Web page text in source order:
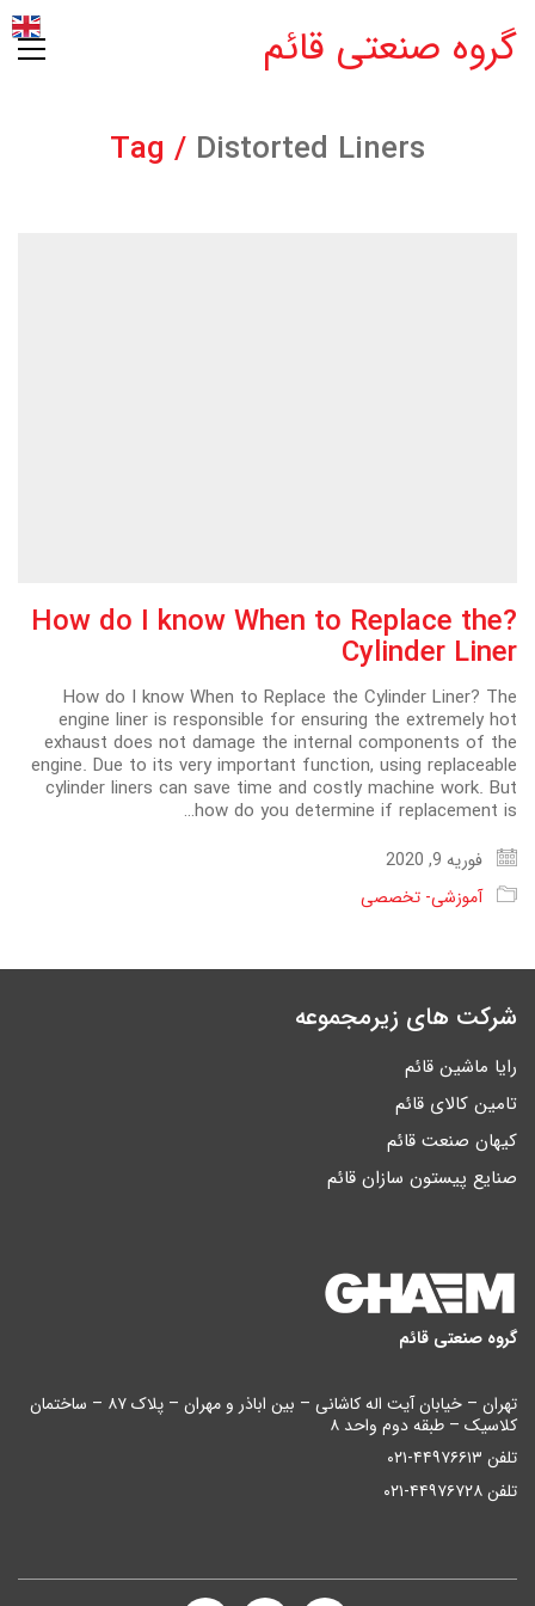
گروه صنعتی قائم
Tag / Distorted Liners
?How do I know When to Replace the
Cylinder Liner
How do I know When to Replace the Cylinder Liner? The
engine liner is responsible for ensuring the extremely hot
exhaust does not damage the internal components of the
engine. Due to its very important function, using replaceable
cylinder liners can save time and costly machine work. But
how do you determine if replacement is…
فوریه 9, 2020
آموزشی- تخصصی
شرکت های زیرمجموعه
رایا ماشین قائم
تامین کالای قائم
کیهان صنعت قائم
صنایع پیستون سازان قائم
گروه صنعتی قائم
تهران – خیابان آیت اله کاشانی – بین اباذر و مهران – پلاک ۸۷ – ساختمان
کلاسیک – طبقه دوم واحد ۸
تلفن ۴۴۹۷۶۶۱۳-۰۲۱
تلفن ۴۴۹۷۶۷۲۸-۰۲۱